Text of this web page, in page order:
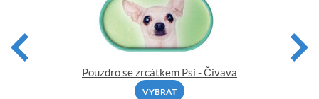
Pouzdro se zrcátkem Psi - Čivava
VYBRAT